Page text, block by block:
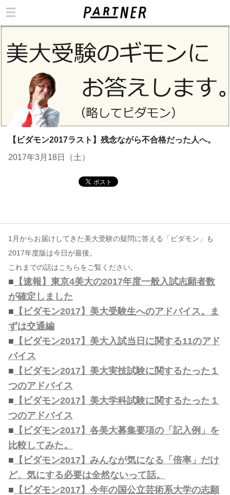
【ビダモン2017ラスト】残念ながら不合格だった人へ。
2017年3月18日（土）
1月からお届けしてきた美大受験の疑問に答える「ビダモン」も
2017年度版は今日が最後。
これまでの話はこちらをご覧ください。
■ 【速報】東京4美大の2017年度一般入試志願者数
が確定しました
■ 【ビダモン2017】美大受験生へのアドバイス。ま
ずは交通編
■ 【ビダモン2017】美大入試当日に関する11のアド
バイス
■ 【ビダモン2017】美大実技試験に関するたった１
つのアドバイス
■ 【ビダモン2017】美大学科試験に関するたった１
つのアドバイス
■ 【ビダモン2017】各美大募集要項の「記入例」を
比較してみた。
■ 【ビダモン2017】みんなが気になる「倍率」だけ
ど、気にする必要は全然ないって話。
■ 【ビダモン2017】今年の国公立芸術系大学の志願
コンテンツ
このサイトについて
お問い合わせ